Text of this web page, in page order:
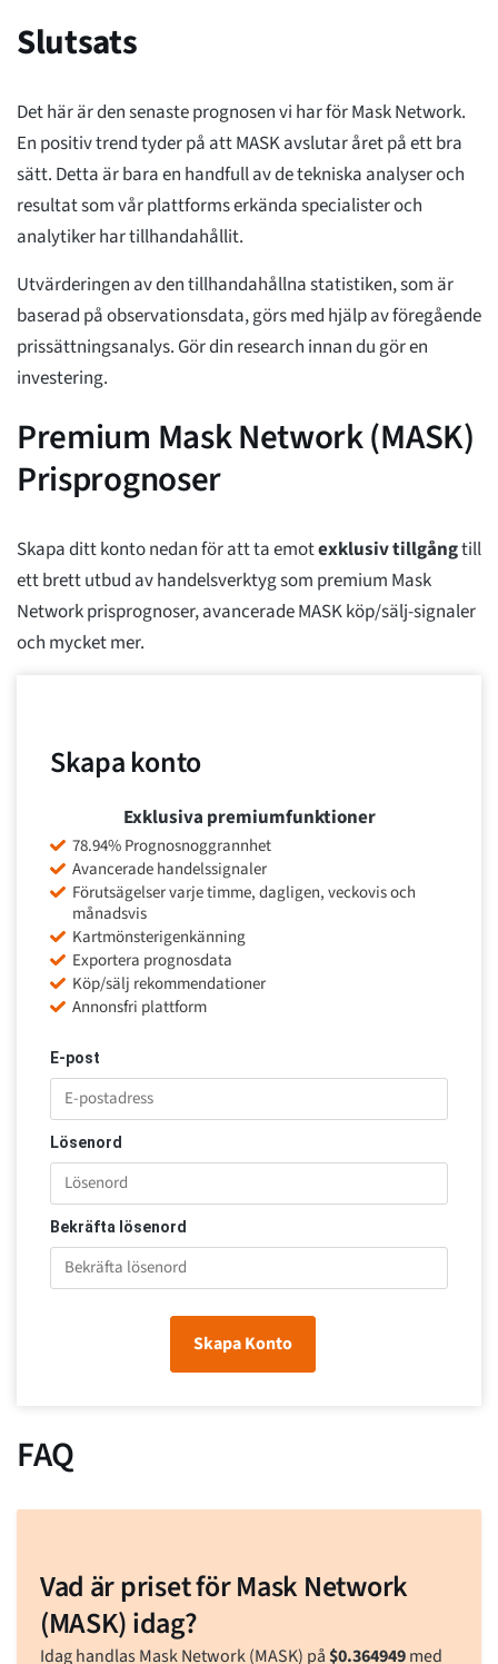
Slutsats
Det här är den senaste prognosen vi har för Mask Network.
En positiv trend tyder på att MASK avslutar året på ett bra
sätt. Detta är bara en handfull av de tekniska analyser och
resultat som vår plattforms erkända specialister och
analytiker har tillhandahållit.
Utvärderingen av den tillhandahållna statistiken, som är
baserad på observationsdata, görs med hjälp av föregående
prissättningsanalys. Gör din research innan du gör en
investering.
Premium Mask Network (MASK)
Prisprognoser
Skapa ditt konto nedan för att ta emotexklusiv tillgångtill
ett brett utbud av handelsverktyg som premium Mask
Network prisprognoser, avancerade MASK köp/sälj-signaler
och mycket mer.
Skapa konto
E-post
Lösenord
Bekräfta lösenord
Skapa Konto
Exklusiva premiumfunktioner
78.94% Prognosnoggrannhet
Avancerade handelssignaler
Förutsägelser varje timme, dagligen, veckovis och
månadsvis
Kartmönsterigenkänning
Exportera prognosdata
Köp/sälj rekommendationer
Annonsfri plattform
FAQ
Vad är priset för Mask Network
(MASK) idag?
Idag handlas Mask Network (MASK) på$0.364949med